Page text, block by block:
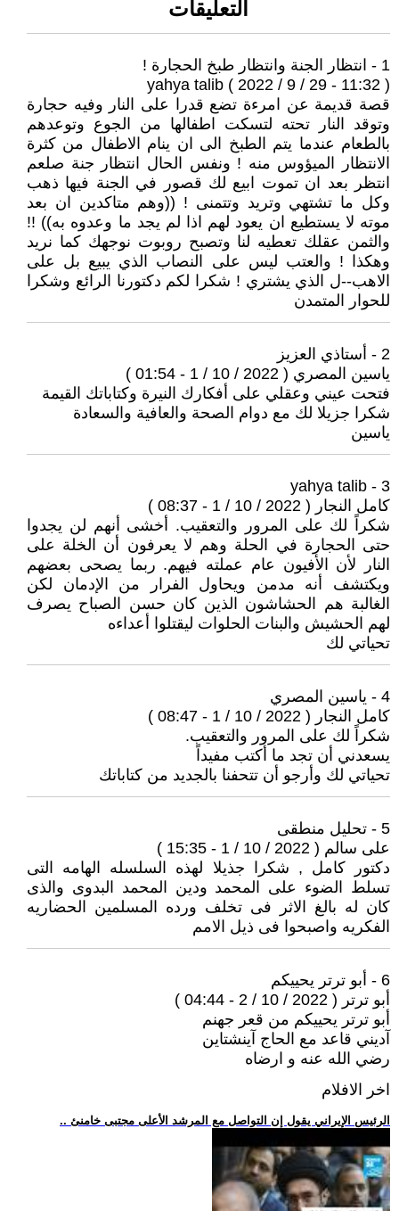
التعليقات
1 - انتظار الجنة وانتظار طبخ الحجارة !
yahya talib ( 2022 / 9 / 29 - 11:32 )
قصة قديمة عن امرءة تضع قدرا على النار وفيه حجارة
وتوقد النار تحته لتسكت اطفالها من الجوع وتوعدهم
بالطعام عندما يتم الطبخ الى ان ينام الاطفال من كثرة
الانتظار الميؤوس منه ! ونفس الحال انتظار جنة صلعم
انتظر بعد ان تموت ابيع لك قصور في الجنة فيها ذهب
وكل ما تشتهي وتريد وتتمنى ! ((وهم متاكدين ان بعد
موته لا يستطيع ان يعود لهم اذا لم يجد ما وعدوه به)) !!
والثمن عقلك تعطيه لنا وتصبح روبوت نوجهك كما نريد
وهكذا ! والعتب ليس على النصاب الذي يبيع بل على
الاهب--ل الذي يشتري ! شكرا لكم دكتورنا الرائع وشكرا
للحوار المتمدن
2 - أستاذي العزيز
ياسين المصري ( 2022 / 10 / 1 - 01:54 )
فتحت عيني وعقلي على أفكارك النيرة وكتاباتك القيمة
شكرا جزيلا لك مع دوام الصحة والعافية والسعادة
ياسين
3 - yahya talib
كامل النجار ( 2022 / 10 / 1 - 08:37 )
شكراً لك على المرور والتعقيب. أخشى أنهم لن يجدوا
حتى الحجارة في الحلة وهم لا يعرفون أن الخلة على
النار لأن الأفيون عام عملته فيهم. ربما يصحى بعضهم
ويكتشف أنه مدمن ويحاول الفرار من الإدمان لكن
الغالبة هم الحشاشون الذين كان حسن الصباح يصرف
لهم الحشيش والبنات الحلوات ليقتلوا أعداءه
تحياتي لك
4 - ياسين المصري
كامل النجار ( 2022 / 10 / 1 - 08:47 )
شكراً لك على المرور والتعقيب.
يسعدني أن تجد ما أكتب مفيداً
تحياتي لك وأرجو أن تتحفنا بالجديد من كتاباتك
5 - تحليل منطقى
على سالم ( 2022 / 10 / 1 - 15:35 )
دكتور كامل , شكرا جذيلا لهذه السلسله الهامه التى
تسلط الضوء على المحمد ودين المحمد البدوى والذى
كان له بالغ الاثر فى تخلف ورده المسلمين الحضاريه
الفكريه واصبحوا فى ذيل الامم
6 - أبو ترتر يحييكم
أبو ترتر ( 2022 / 10 / 2 - 04:44 )
أبو ترتر يحييكم من قعر جهنم
آديني قاعد مع الحاج آينشتاين
رضي الله عنه و ارضاه
اخر الافلام
.. الرئيس الإيراني يقول إن التواصل مع المرشد الأعلى مجتبى خامنئ